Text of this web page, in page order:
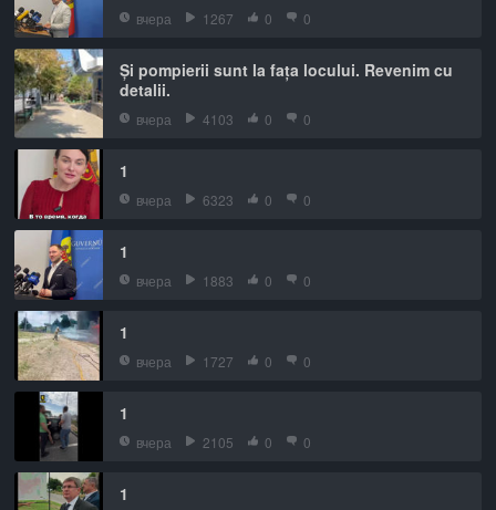
вчера 1267 0 0
Și pompierii sunt la fața locului. Revenim cu
detalii.
вчера 4103 0 0
1
вчера 6323 0 0
1
вчера 1883 0 0
1
вчера 1727 0 0
1
вчера 2105 0 0
1